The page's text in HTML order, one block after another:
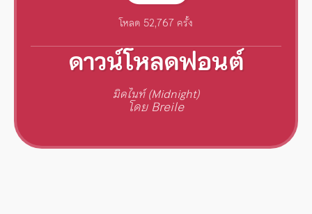
โหลด 52,767 ครั้ง
ดาวน์โหลดฟอนต์
มิดไนท์ (Midnight)
โดย Breile